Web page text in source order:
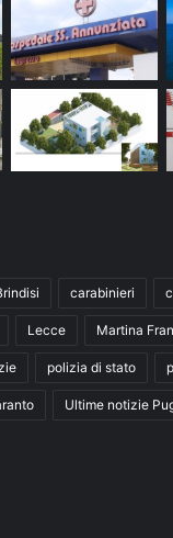
carabinieri
Lecce Martina
polizia di stato
Ultime notizie